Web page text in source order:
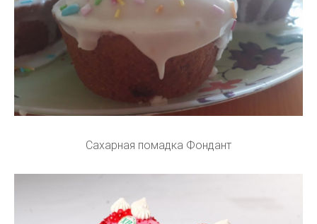
Сахарная помадка Фондант